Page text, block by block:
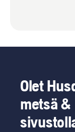
Olet
metsä